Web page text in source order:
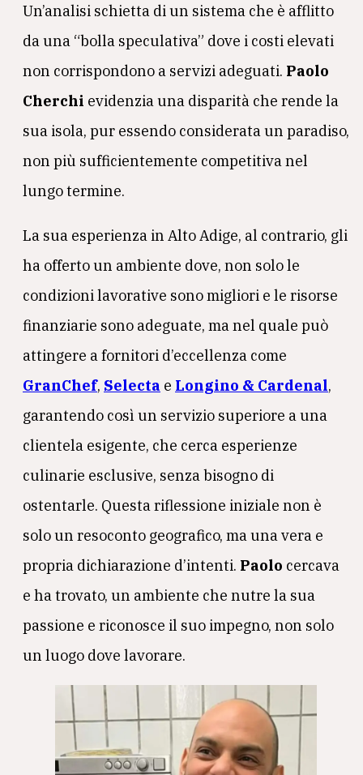
Un’analisi schietta di un sistema che è afflitto
da una “bolla speculativa” dove i costi elevati
non corrispondono a servizi adeguati. Paolo
Cherchi evidenzia una disparità che rende la
sua isola, pur essendo considerata un paradiso,
non più sufficientemente competitiva nel
lungo termine.
La sua esperienza in Alto Adige, al contrario, gli
ha offerto un ambiente dove, non solo le
condizioni lavorative sono migliori e le risorse
finanziarie sono adeguate, ma nel quale può
attingere a fornitori d’eccellenza come
GranChef, Selecta e Longino & Cardenal,
garantendo così un servizio superiore a una
clientela esigente, che cerca esperienze
culinarie esclusive, senza bisogno di
ostentarle. Questa riflessione iniziale non è
solo un resoconto geografico, ma una vera e
propria dichiarazione d’intenti. Paolo cercava
e ha trovato, un ambiente che nutre la sua
passione e riconosce il suo impegno, non solo
un luogo dove lavorare.